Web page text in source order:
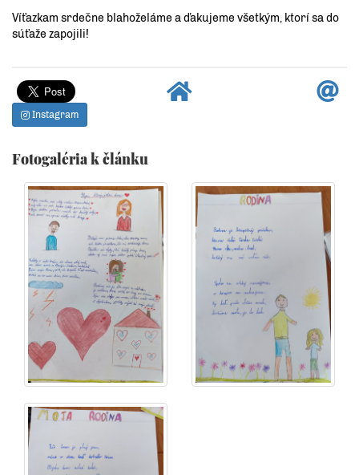
Víťazkam srdečne blahoželáme a ďakujeme všetkým, ktorí sa do
súťaže zapojili!
Instagram
Fotogaléria k článku